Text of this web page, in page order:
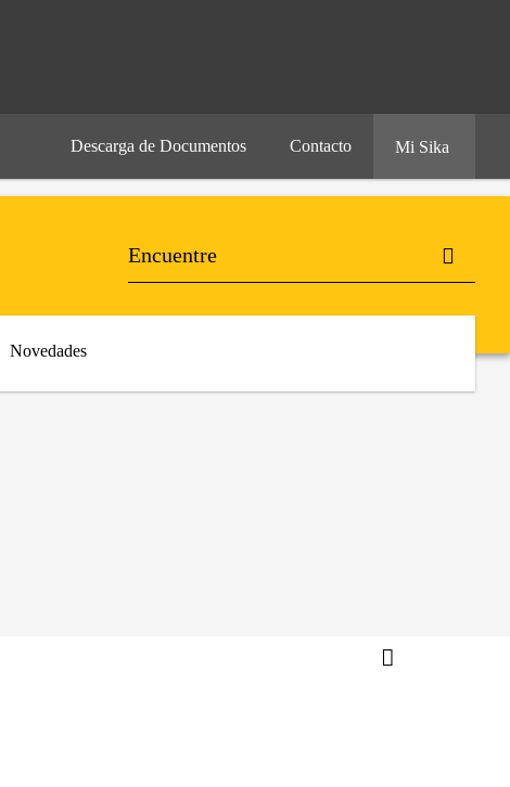
Descarga de Documentos Contacto Mi Sika
Novedades